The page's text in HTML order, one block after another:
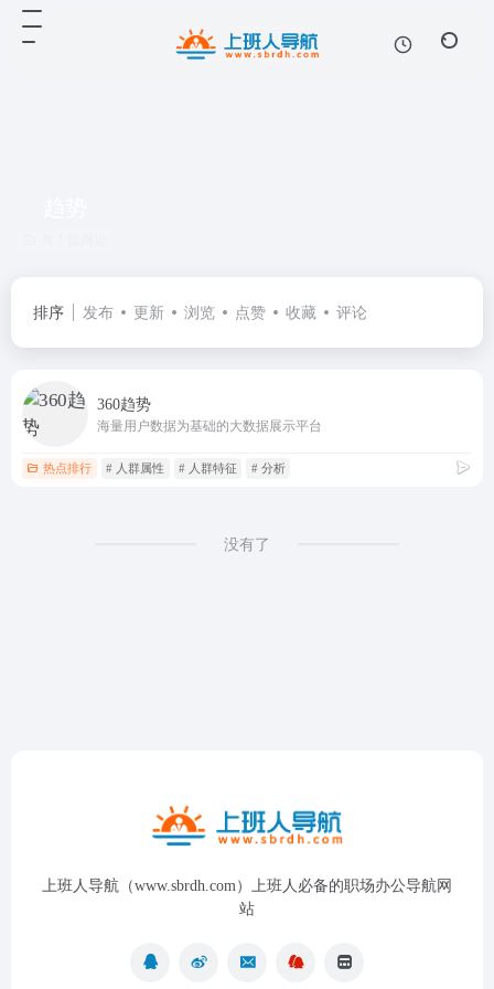
排序 发布 更新 浏览 点赞 收藏 评论
360趋势
海量用户数据为基础的大数据展示平台
热点排行 # 人群属性 # 人群特征 # 分析
没有了
上班人导航（www.sbrdh.com）上班人必备的职场办公导航网
站